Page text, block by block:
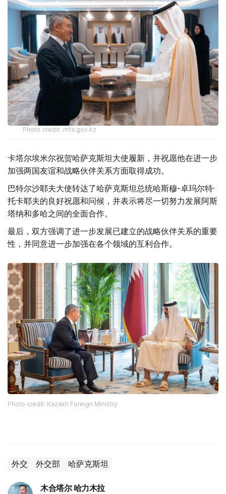
Photo credit: mfa.gov.kz
卡塔尔埃米尔祝贺哈萨克斯坦大使履新，并祝愿他在进一步
加强两国友谊和战略伙伴关系方面取得成功。
巴特尔沙耶夫大使转达了哈萨克斯坦总统哈斯穆-卓玛尔特·
托卡耶夫的良好祝愿和问候，并表示将尽一切努力发展阿斯
塔纳和多哈之间的全面合作。
最后，双方强调了进一步发展已建立的战略伙伴关系的重要
性，并同意进一步加强在各个领域的互利合作。
Photo credit: Kazakh Foreign Ministry
外交 外交部 哈萨克斯坦
木合塔尔 哈力木拉